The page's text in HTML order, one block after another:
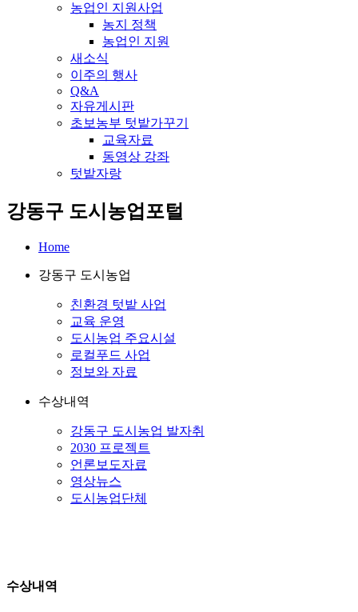
농업인 지원사업
농지 정책
농업인 지원
새소식
이주의 행사
Q&A
자유게시판
초보농부 텃밭가꾸기
교육자료
동영상 강좌
텃밭자랑
강동구 도시농업포털
Home
강동구 도시농업
친환경 텃밭 사업
교육 운영
도시농업 주요시설
로컬푸드 사업
정보와 자료
수상내역
강동구 도시농업 발자취
2030 프로젝트
언론보도자료
영상뉴스
도시농업단체
수상내역